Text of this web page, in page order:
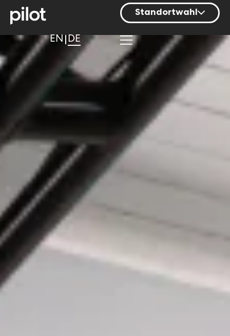
Standortwahl
Berlin
Hamburg
München
Nürnberg
EN DE